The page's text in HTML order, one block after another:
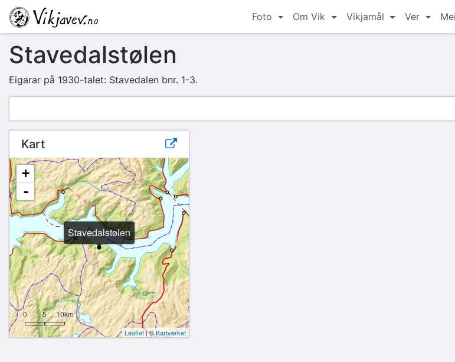
Foto Om Vik Vikjamål Ver
Stavedalstølen
Eigarar på 1930-talet: Stavedalen bnr. 1-3.
Kart
Stavedalstølen
+
-
5
0 10km
Leaflet| ©Kartverket